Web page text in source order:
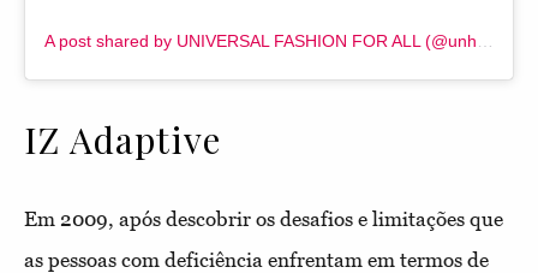
IZ Adaptive
Em 2009, após descobrir os desafios e limitações que
as pessoas com deficiência enfrentam em termos de